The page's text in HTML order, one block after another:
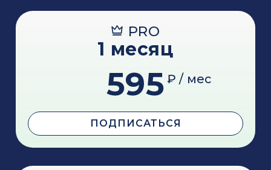
PRO
1 месяц
595 ₽ / мес
ПОДПИСАТЬСЯ